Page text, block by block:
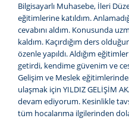
Bilgisayarlı Muhasebe, İleri
eğitimlerine katıldım.
cevabını aldım. Konusunda
kaldım. Kaçırdığım ders
özenle yapıldı. Aldığım
getirdi, kendime güvenim ve
Gelişim ve Meslek
ulaşmak için YILDIZ GELİŞİM
devam ediyorum. Kesinlikle
tüm hocalarıma ilgilerinden